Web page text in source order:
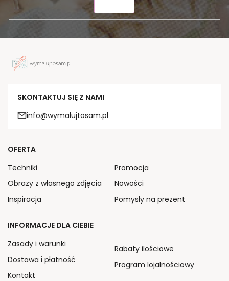
SKONTAKTUJ SIĘ Z NAMI
info@wymalujtosam.pl
OFERTA
Techniki
Obrazy z własnego zdjęcia
Inspiracja
Promocja
Nowości
Pomysły na prezent
INFORMACJE DLA CIEBIE
Zasady i warunki
Dostawa i płatność
Kontakt
Rabaty ilościowe
Program lojalnościowy